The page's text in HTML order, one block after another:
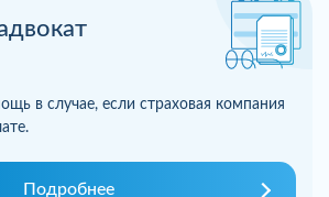
в случае, если страховая компания
Подробнее